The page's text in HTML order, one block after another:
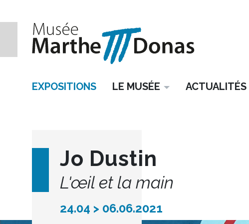
EXPOSITIONS LE MUSÉE ACTUALITÉS
Jo Dustin
L'œil et la main
24.04 > 06.06.2021